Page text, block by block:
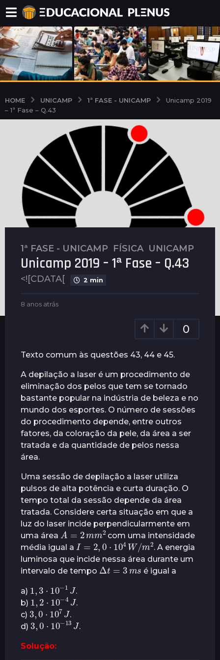
HOME UNICAMP 1ª FASE - UNICAMP
Unicamp 2019
– 1ª Fase – Q.43
8
a
o
a
s
a
n
o
s
a
t
r
á
s
1ª FASE - UNICAMP ,FÍSICA ,UNICAMP
Unicamp 2019 – 1ª Fase – Q.43
<![CDATA[ 2 min
b
m
a
r
ã
e
s
8 anos atrás
t
á
s
0
Texto comum às questões 43, 44 e 45.
A depilação a laser é um procedimento de
eliminação dos pelos que tem se tornado
bastante popular na indústria de beleza e no
mundo dos esportes. O número de sessões
do procedimento depende, entre outros
fatores, da coloração da pele, da área a ser
tratada e da quantidade de pelos nessa
área.
Uma sessão de depilação a laser utiliza
pulsos de alta potência e curta duração. O
tempo total da sessão depende da área
tratada. Considere certa situação em que a
luz do laser incide perpendicularmente em
uma área
A=2mm2
com uma intensidade
média igual a
I=2,0⋅104W/m2
. A energia
luminosa que incide nessa área durante um
intervalo de tempo
Δt=3ms
é igual a
a)
,3 10−1
.
b)
1, 2 10−4 J
.
c)
3,0 107 J
.
d)
3 ,0 10−13 J
.
Solução: